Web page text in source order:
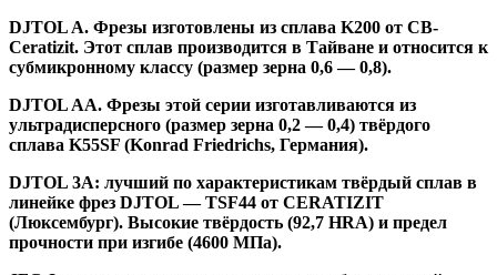
DJTOL A. Фрезы изготовлены из сплава K200 от CB-
Ceratizit. Этот сплав производится в Тайване и относится к
субмикронному классу (размер зерна 0,6 — 0,8).
DJTOL AA. Фрезы этой серии изготавливаются из
ультрадисперсного (размер зерна 0,2 — 0,4) твёрдого
сплава K55SF (Konrad Friedrichs, Германия).
DJTOL 3A: лучший по характеристикам твёрдый сплав в
линейке фрез DJTOL — TSF44 от CERATIZIT
(Люксембург). Высокие твёрдость (92,7 HRA) и предел
прочности при изгибе (4600 МПа).